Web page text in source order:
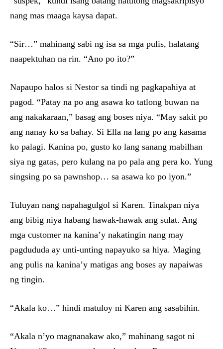
nang mas maaga kaysa dapat.
“Sir…” mahinang sabi ng isa sa mga pulis, halatang
naapektuhan na rin. “Ano po ito?”
Napaupo halos si Nestor sa tindi ng pagkapahiya at
pagod. “Patay na po ang asawa ko tatlong buwan na
ang nakakaraan,” basag ang boses niya. “May sakit po
ang nanay ko sa bahay. Si Ella na lang po ang kasama
ko palagi. Kanina po, gusto ko lang sanang mabilhan
siya ng gatas, pero kulang na po pala ang pera ko. Yung
singsing po sa pawnshop… sa asawa ko po iyon.”
Tuluyan nang napahagulgol si Karen. Tinakpan niya
ang bibig niya habang hawak-hawak ang sulat. Ang
mga customer na kanina’y nakatingin nang may
pagdududa ay unti-unting napayuko sa hiya. Maging
ang pulis na kanina’y matigas ang boses ay napaiwas
ng tingin.
“Akala ko…” hindi matuloy ni Karen ang sasabihin.
“Akala n’yo magnanakaw ako,” mahinang sagot ni